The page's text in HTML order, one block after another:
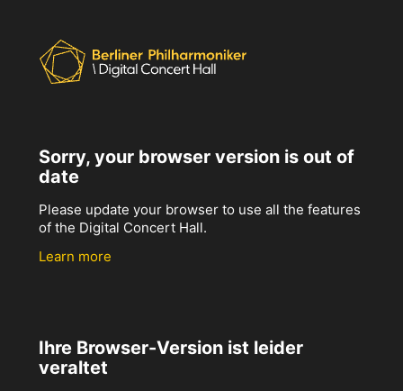
Sorry, your browser version is out of
date
Please update your browser to use all the features
of the Digital Concert Hall.
Learn more
Ihre Browser-Version ist leider
veraltet